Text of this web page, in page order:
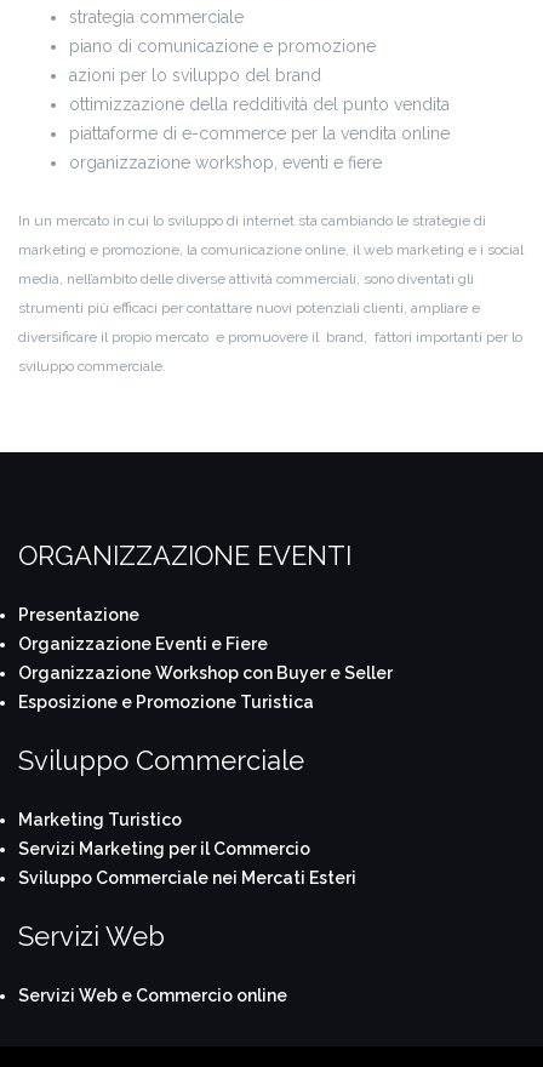
strategia commerciale
piano di comunicazione e promozione
azioni per lo sviluppo del brand
ottimizzazione della redditività del punto vendita
piattaforme di e-commerce per la vendita online
organizzazione workshop, eventi e fiere
In un mercato in cui lo sviluppo di internet sta cambiando le strategie di
marketing e promozione, la comunicazione online, il web marketing e i social
media, nell’ambito delle diverse attività commerciali, sono diventati gli
strumenti più efficaci per contattare nuovi potenziali clienti, ampliare e
diversificare il propio mercato e promuovere il brand, fattori importanti per lo
sviluppo commerciale.
ORGANIZZAZIONE EVENTI
Presentazione
Organizzazione Eventi e Fiere
Organizzazione Workshop con Buyer e Seller
Esposizione e Promozione Turistica
Sviluppo Commerciale
Marketing Turistico
Servizi Marketing per il Commercio
Sviluppo Commerciale nei Mercati Esteri
Servizi Web
Servizi Web e Commercio online